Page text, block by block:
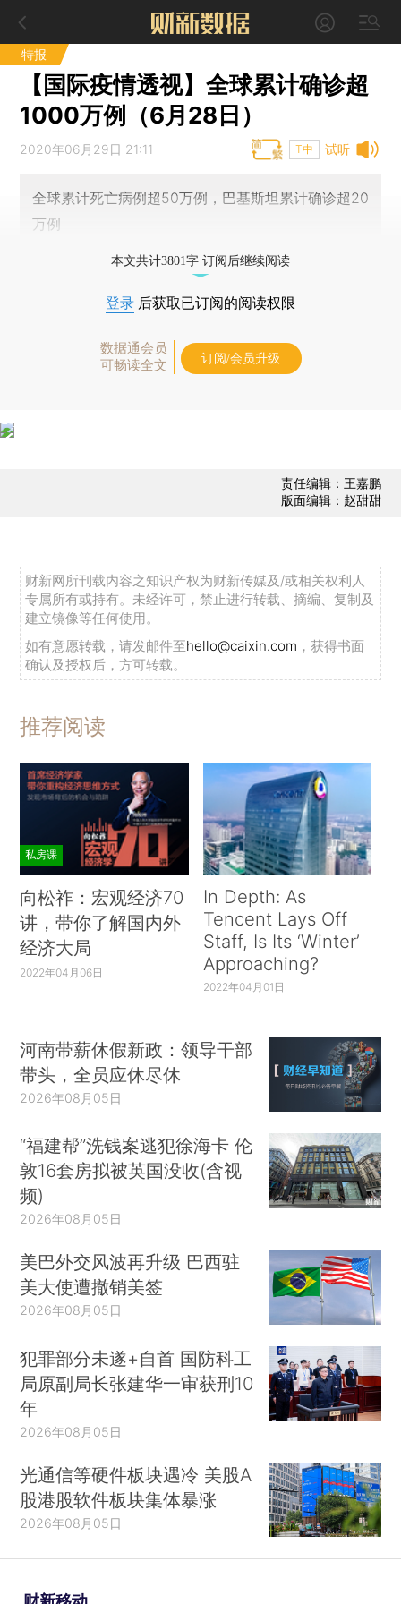
特报
【国际疫情透视】全球累计确诊超
1000万例（6月28日）
试听
2020年06月29日 21:11 T中
全球累计死亡病例超50万例，巴基斯坦累计确诊超20
万例
本文共计3801字 订阅后继续阅读
登录 后获取已订阅的阅读权限
数据通会员
可畅读全文
订阅/会员升级
责任编辑：王嘉鹏
版面编辑：赵甜甜
财新网所刊载内容之知识产权为财新传媒及/或相关权利人
专属所有或持有。未经许可，禁止进行转载、摘编、复制及
建立镜像等任何使用。
如有意愿转载，请发邮件至hello@caixin.com ，获得书面
确认及授权后，方可转载。
推荐阅读
私房课
向松祚：宏观经济70
讲，带你了解国内外
经济大局
2022年04月06日
In Depth: As
Tencent Lays Off
Staff, Is Its ‘Winter’
Approaching?
2022年04月01日
河南带薪休假新政：领导干部
带头，全员应休尽休
2026年08月05日
“福建帮”洗钱案逃犯徐海卡 伦
敦16套房拟被英国没收(含视
频)
2026年08月05日
美巴外交风波再升级 巴西驻
美大使遭撤销美签
2026年08月05日
犯罪部分未遂+自首 国防科工
局原副局长张建华一审获刑10
年
2026年08月05日
光通信等硬件板块遇冷 美股A
股港股软件板块集体暴涨
2026年08月05日